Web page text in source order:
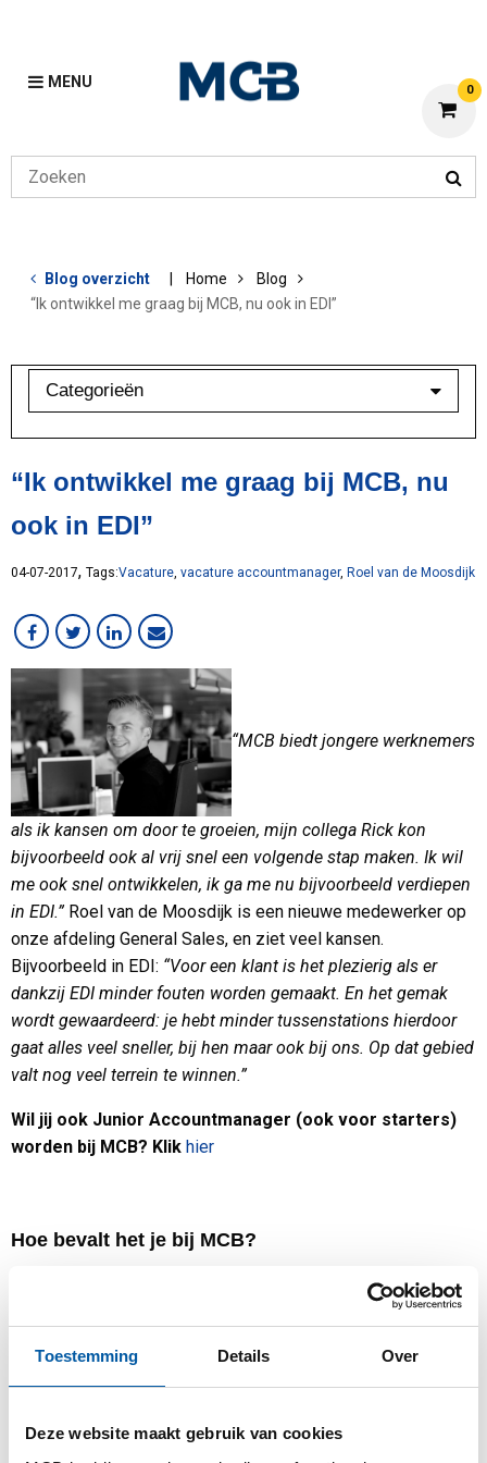
Toestemming Details Over
Deze website maakt gebruik van cookies
MENU 0
Blog overzicht Home
Blog
“Ik ontwikkel me graag bij MCB, nu ook in EDI”
Categorieën
Klant in beeld
Lean
MVO
Overig
Services
Staal
VMI
Werken bij MCB
“Ik ontwikkel me graag bij MCB, nu
ook in EDI”
04-07-2017, Tags:Vacature, vacature accountmanager, Roel van de Moosdijk
“MCB biedt jongere werknemers
als ik kansen om door te groeien, mijn collega Rick kon
bijvoorbeeld ook al vrij snel een volgende stap maken. Ik wil
me ook snel ontwikkelen, ik ga me nu bijvoorbeeld verdiepen
in EDI.”Roel van de Moosdijk is een nieuwe medewerker op
onze afdeling General Sales, en ziet veel kansen.
Bijvoorbeeld in EDI: “Voor een klant is het plezierig als er
dankzij EDI minder fouten worden gemaakt. En het gemak
wordt gewaardeerd: je hebt minder tussenstations hierdoor
gaat alles veel sneller, bij hen maar ook bij ons. Op dat gebied
valt nog veel terrein te winnen.”
Wil jij ook Junior Accountmanager (ook voor starters)
worden bij MCB? Klik hier
Hoe bevalt het je bij MCB?
“Ik werk nu drie maanden bij MCB, en het bevalt goed. Heel
voorgesteld, je komt ook overal terecht. Niet alleen in het
acties voor invloed op het bedrijf hebben. Als je een order